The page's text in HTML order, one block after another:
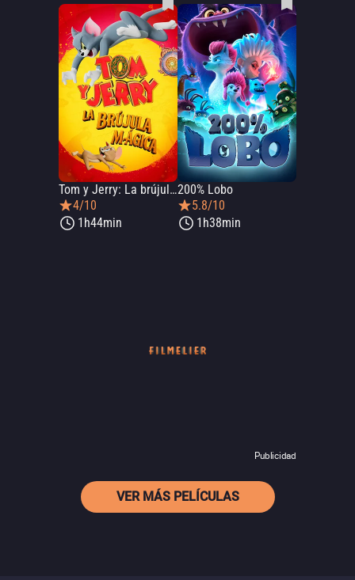
Tom y Jerry: La brújula mágica
4/10
1h44min
200% Lobo
5.8/10
1h38min
Publicidad
VER MÁS PELÍCULAS